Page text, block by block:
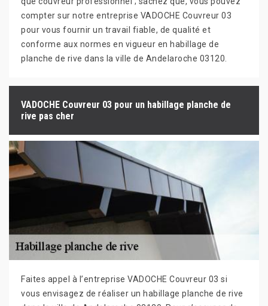
compter sur notre entreprise VADOCHE Couvreur 03
pour vous fournir un travail fiable, de qualité et
conforme aux normes en vigueur en habillage de
planche de rive dans la ville de Andelaroche 03120.
VADOCHE Couvreur 03 pour un habillage planche de
rive pas cher
Faites appel à l’entreprise VADOCHE Couvreur 03 si
vous envisagez de réaliser un habillage planche de rive